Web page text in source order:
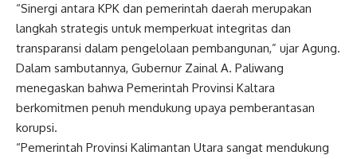
“Sinergi antara KPK dan pemerintah daerah merupakan
langkah strategis untuk memperkuat integritas dan
transparansi dalam pengelolaan pembangunan,” ujar Agung.
Dalam sambutannya, Gubernur Zainal A. Paliwang
menegaskan bahwa Pemerintah Provinsi Kaltara
berkomitmen penuh mendukung upaya pemberantasan
korupsi.
“Pemerintah Provinsi Kalimantan Utara sangat mendukung